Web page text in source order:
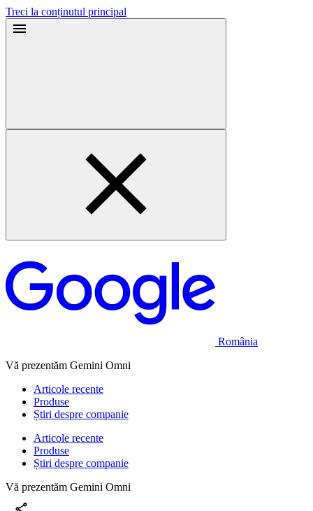
Treci la conținutul principal
România
Vă prezentăm Gemini Omni
Articole recente
Produse
Știri despre companie
Articole recente
Produse
Știri despre companie
Vă prezentăm Gemini Omni